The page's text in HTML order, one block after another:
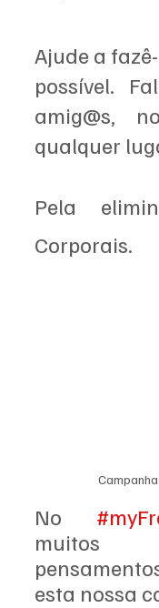
Ajude a
possível.
amig@s,
qualquer
Pela
Corporais.
No
muitos
esta nossa